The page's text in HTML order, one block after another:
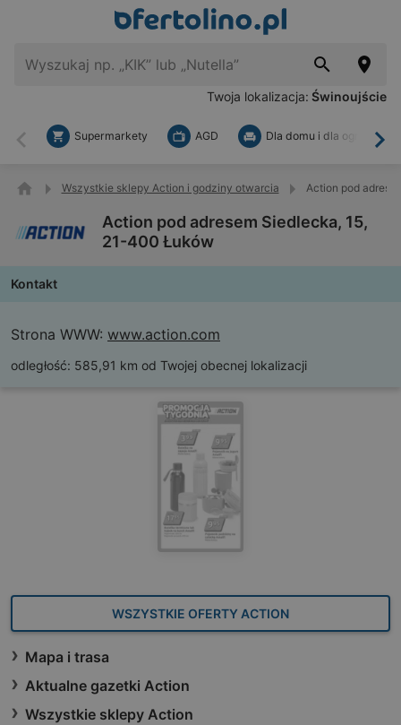
Twoja lokalizacja: Świnoujście
Wstecz
Supermarkety AGD Dla domu i dla ogrodu
Wszystkie sklepy Action i godziny otwarcia Action pod
Action pod adresem Siedlecka, 15,
21-400 Łuków
Kontakt
Strona WWW: www.action.com
odległość: 585,91 km od Twojej obecnej lokalizacji
WSZYSTKIE OFERTY ACTION
Mapa i trasa
Aktualne gazetki Action
Wszystkie sklepy Action